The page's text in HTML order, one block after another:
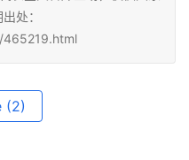
处：
(2)